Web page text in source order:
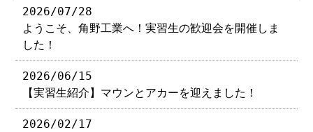
2026/07/28
ようこそ、角野工業へ！実習生の歓迎会を開催しま
した！
2026/06/15
【実習生紹介】マウンとアカーを迎えました！
2026/02/17